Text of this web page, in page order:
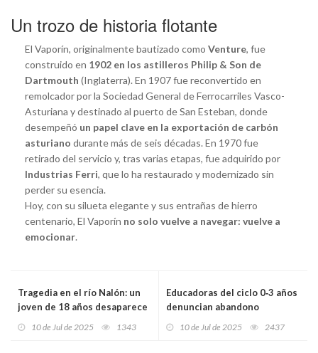
Un trozo de historia flotante
El Vaporín, originalmente bautizado como Venture, fue
construido en 1902 en los astilleros Philip & Son de
Dartmouth (Inglaterra). En 1907 fue reconvertido en
remolcador por la Sociedad General de Ferrocarriles Vasco-
Asturiana y destinado al puerto de San Esteban, donde
desempeñó un papel clave en la exportación de carbón
asturiano durante más de seis décadas. En 1970 fue
retirado del servicio y, tras varias etapas, fue adquirido por
Industrias Ferri, que lo ha restaurado y modernizado sin
perder su esencia.
Hoy, con su silueta elegante y sus entrañas de hierro
centenario, El Vaporín no solo vuelve a navegar: vuelve a
emocionar.
Tragedia en el río Nalón: un
joven de 18 años desaparece
10 de Jul de 2025 1343
Educadoras del ciclo 0‑3 años
denuncian abandono
10 de Jul de 2025 2437